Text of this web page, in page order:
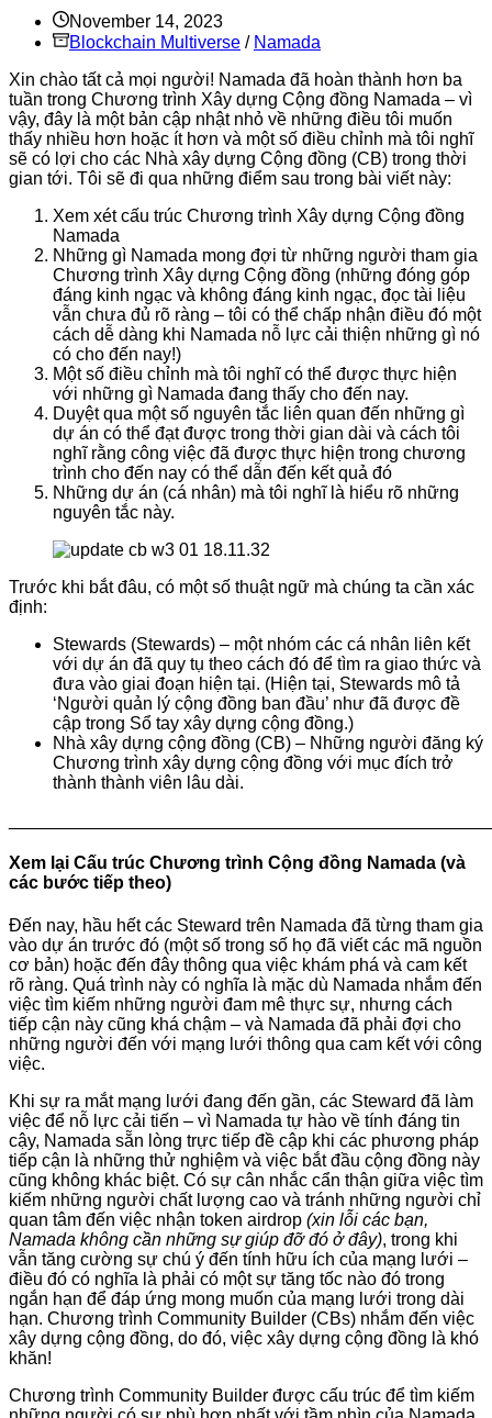
November 14, 2023
Blockchain Multiverse / Namada
Xin chào tất cả mọi người! Namada đã hoàn thành hơn ba
tuần trong Chương trình Xây dựng Cộng đồng Namada – vì
vậy, đây là một bản cập nhật nhỏ về những điều tôi muốn
thấy nhiều hơn hoặc ít hơn và một số điều chỉnh mà tôi nghĩ
sẽ có lợi cho các Nhà xây dựng Cộng đồng (CB) trong thời
gian tới. Tôi sẽ đi qua những điểm sau trong bài viết này:
Xem xét cấu trúc Chương trình Xây dựng Cộng đồng
Namada
Những gì Namada mong đợi từ những người tham gia
Chương trình Xây dựng Cộng đồng (những đóng góp
đáng kinh ngạc và không đáng kinh ngạc, đọc tài liệu
vẫn chưa đủ rõ ràng – tôi có thể chấp nhận điều đó một
cách dễ dàng khi Namada nỗ lực cải thiện những gì nó
có cho đến nay!)
Một số điều chỉnh mà tôi nghĩ có thể được thực hiện
với những gì Namada đang thấy cho đến nay.
Duyệt qua một số nguyên tắc liên quan đến những gì
dự án có thể đạt được trong thời gian dài và cách tôi
nghĩ rằng công việc đã được thực hiện trong chương
trình cho đến nay có thể dẫn đến kết quả đó
Những dự án (cá nhân) mà tôi nghĩ là hiểu rõ những
nguyên tắc này.
Trước khi bắt đâu, có một số thuật ngữ mà chúng ta cần xác
định:
Stewards (Stewards) – một nhóm các cá nhân liên kết
với dự án đã quy tụ theo cách đó để tìm ra giao thức và
đưa vào giai đoạn hiện tại. (Hiện tại, Stewards mô tả
‘Người quản lý cộng đồng ban đầu’ như đã được đề
cập trong Sổ tay xây dựng cộng đồng.)
Nhà xây dựng cộng đồng (CB) – Những người đăng ký
Chương trình xây dựng cộng đồng với mục đích trở
thành thành viên lâu dài.
Xem lại Cấu trúc Chương trình Cộng đồng Namada (và
các bước tiếp theo)
Đến nay, hầu hết các Steward trên Namada đã từng tham gia
vào dự án trước đó (một số trong số họ đã viết các mã nguồn
cơ bản) hoặc đến đây thông qua việc khám phá và cam kết
rõ ràng. Quá trình này có nghĩa là mặc dù Namada nhắm đến
việc tìm kiếm những người đam mê thực sự, nhưng cách
tiếp cận này cũng khá chậm – và Namada đã phải đợi cho
những người đến với mạng lưới thông qua cam kết với công
việc.
Khi sự ra mắt mạng lưới đang đến gần, các Steward đã làm
việc để nỗ lực cải tiến – vì Namada tự hào về tính đáng tin
cậy, Namada sẵn lòng trực tiếp đề cập khi các phương pháp
tiếp cận là những thử nghiệm và việc bắt đầu cộng đồng này
cũng không khác biệt. Có sự cân nhắc cẩn thận giữa việc tìm
kiếm những người chất lượng cao và tránh những người chỉ
quan tâm đến việc nhận token airdrop (xin lỗi các bạn,
Namada không cần những sự giúp đỡ đó ở đây), trong khi
vẫn tăng cường sự chú ý đến tính hữu ích của mạng lưới –
điều đó có nghĩa là phải có một sự tăng tốc nào đó trong
ngắn hạn để đáp ứng mong muốn của mạng lưới trong dài
hạn. Chương trình Community Builder (CBs) nhắm đến việc
xây dựng cộng đồng, do đó, việc xây dựng cộng đồng là khó
khăn!
Chương trình Community Builder được cấu trúc để tìm kiếm